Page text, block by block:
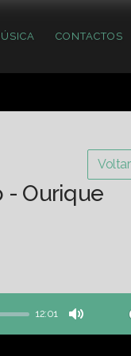
CONTACTOS
Voltar
- Ourique
12:01
Mute